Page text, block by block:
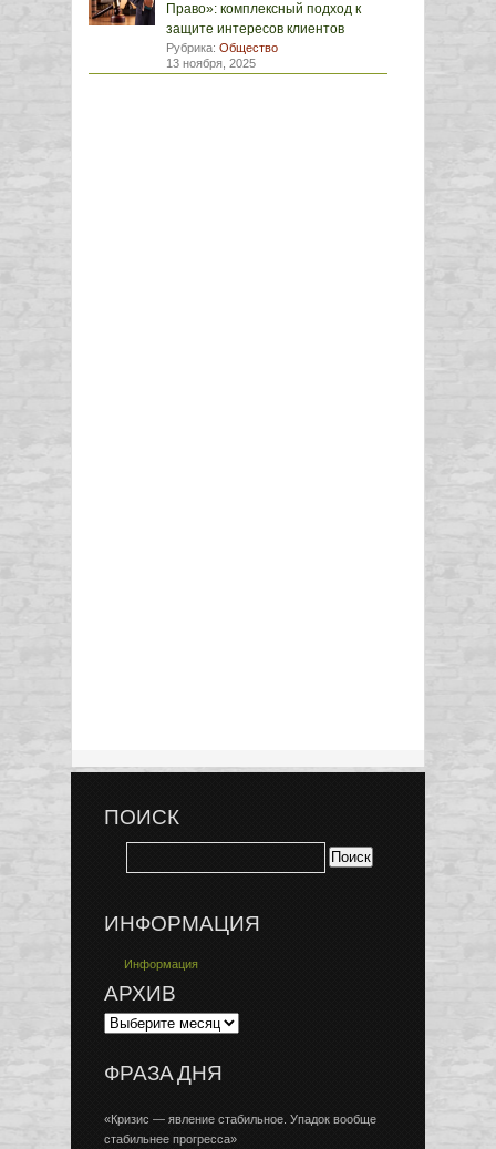
Право»: комплексный подход к
защите интересов клиентов
Рубрика: Общество
13 ноября, 2025
ПОИСК
ИНФОРМАЦИЯ
Информация
АРХИВ
ФРАЗА ДНЯ
«Кризис — явление стабильное. Упадок вообще
стабильнее прогресса»